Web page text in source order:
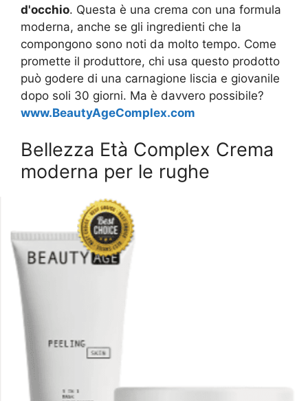
d'occhio. Questa è una crema con una formula
moderna, anche se gli ingredienti che la
compongono sono noti da molto tempo. Come
promette il produttore, chi usa questo prodotto
può godere di una carnagione liscia e giovanile
dopo soli 30 giorni. Ma è davvero possibile?
www.BeautyAgeComplex.com
Bellezza Età Сomplex Crema
moderna per le rughe